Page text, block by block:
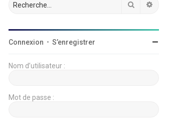
Rechercher
Connexion • S’enregistrer
Nom d’utilisateur :
Mot de passe :